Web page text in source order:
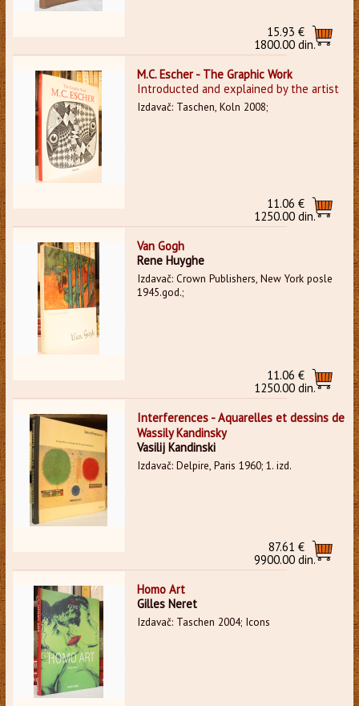
15.93 €
1800.00 din.
M.C. Escher - The Graphic Work
Introducted and explained by the artist
Izdavač: Taschen, Koln 2008;
11.06 €
1250.00 din.
Van Gogh
Rene Huyghe
Izdavač: Crown Publishers, New York posle
1945.god.;
11.06 €
1250.00 din.
Interferences - Aquarelles et dessins de
Wassily Kandinsky
Vasilij Kandinski
Izdavač: Delpire, Paris 1960; 1. izd.
87.61 €
9900.00 din.
Homo Art
Gilles Neret
Izdavač: Taschen 2004; Icons